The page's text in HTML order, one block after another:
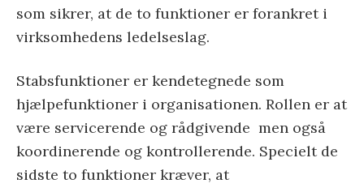
som sikrer, at de to funktioner er forankret i
virksomhedens ledelseslag.
Stabsfunktioner er kendetegnede som
hjælpefunktioner i organisationen. Rollen er at
være servicerende og rådgivende men også
koordinerende og kontrollerende. Specielt de
sidste to funktioner kræver, at